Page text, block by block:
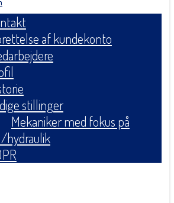
af kundekonto
stillinger
Mekaniker med fokus på
hydraulik